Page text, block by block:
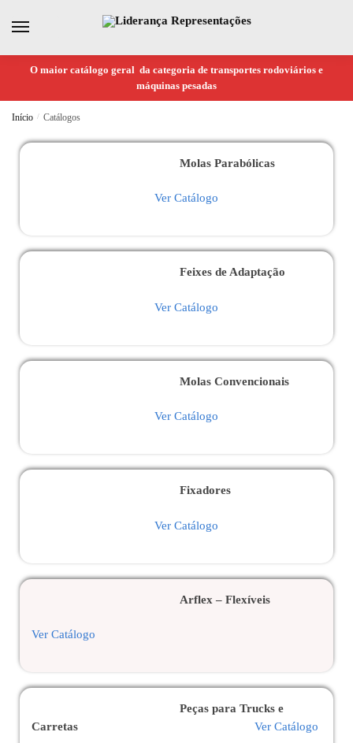
O maior catálogo geral da categoria de transportes rodoviários e
máquinas pesadas
Início / Catálogos
Molas Parabólicas
Ver Catálogo
Feixes de Adaptação
Ver Catálogo
Molas Convencionais
Ver Catálogo
Fixadores
Ver Catálogo
Arflex – Flexíveis
Ver Catálogo
Peças para Trucks e
Carretas
Ver Catálogo